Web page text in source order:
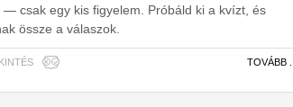
csak egy kis figyelem. Próbáld ki a kvízt, és
össze a válaszok.
TOVÁBB ...